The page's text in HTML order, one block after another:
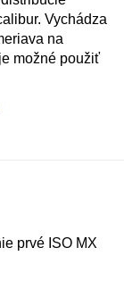
Vychádza
na
možné použiť
prvé ISO MX